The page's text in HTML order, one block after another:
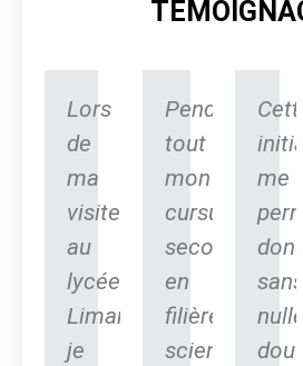
Lors
de
ma
visite
au
lycée
Limamoulaye,
je
Pendant
tout
mon
cursus
secondaire
en
filière
scientifique,
Cette
me
donc,
sans
nulle